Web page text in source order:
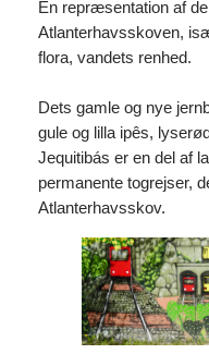
En repræsentation af
Atlanterhavsskoven,
flora, vandets renhed.
Dets gamle og nye
gule og lilla ipês,
Jequitibás er en del af
permanente togrejser,
Atlanterhavsskov.